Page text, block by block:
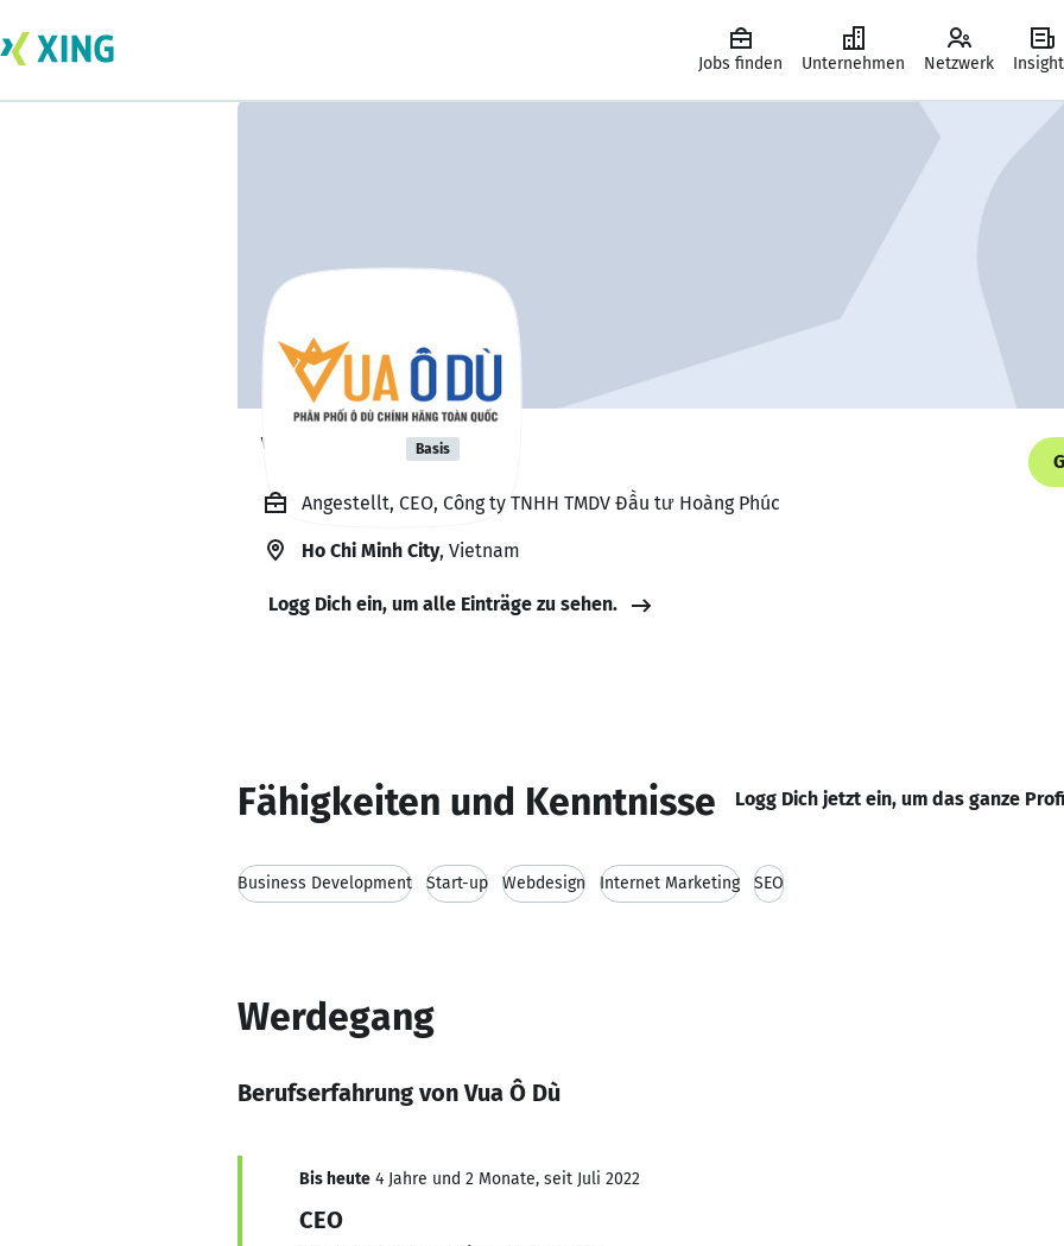
Jobs finden Unternehmen Netzwerk
Vua Ô Dù Basis
Angestellt, CEO, Công ty TNHH TMDV Đầu tư Hoàng Phúc
Ho Chi Minh City, Vietnam
Logg Dich ein, um alle Einträge zu sehen.
Fähigkeiten und Kenntnisse Logg Dich jetzt ein, um das ganze
Business Development Start-up Webdesign Internet Marketing SEO
Werdegang
Berufserfahrung von Vua Ô Dù
Bis heute 4 Jahre und 2 Monate, seit Juli 2022
CEO